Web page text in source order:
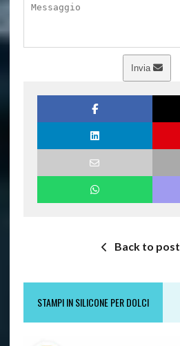
Invia
Back to post
STAMPI IN SILICONE PER DOLCI